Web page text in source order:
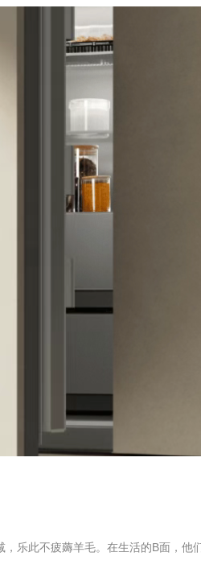
乐此不疲薅羊毛。在生活的B面，